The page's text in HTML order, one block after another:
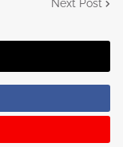
Next Post